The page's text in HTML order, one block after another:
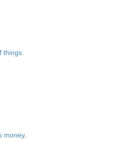
things.
money.